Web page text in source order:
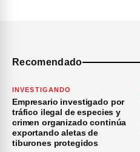
Recomendado
INVESTIGANDO
Empresario investigado por
tráfico ilegal de especies y
crimen organizado continúa
exportando aletas de
tiburones protegidos